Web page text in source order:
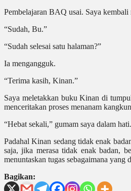
Pembelajaran BAQ usai. Saya
“Sudah, Bu.”
“Sudah selesai satu halaman?”
Ia mengangguk.
“Terima kasih, Kinan.”
Saya meletakkan buku Kinan di
menceritakan proses menanam
“Hebat sekali,” gumam saya dalam hati.
Padahal Kinan sedang tidak enak
saja, jika merasa tidak enak badan,
menuntaskan tugas sebagaimana
Bagikan: